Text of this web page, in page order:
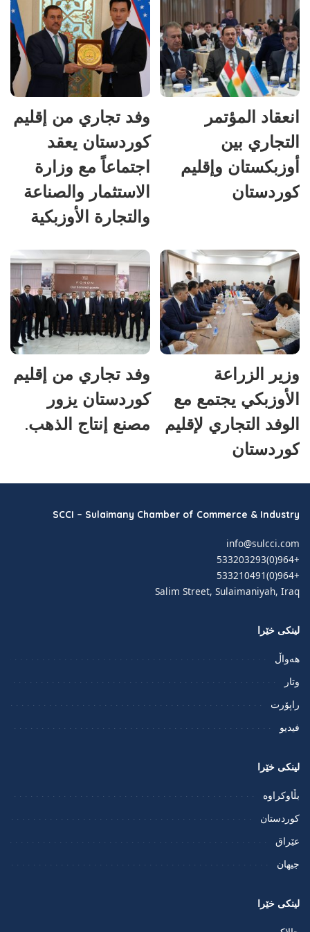
انعقاد المؤتمر
التجاري بين
أوزبكستان وإقليم
كوردستان
وفد تجاري من إقليم
كوردستان يعقد
اجتماعاً مع وزارة
الاستثمار والصناعة
والتجارة الأوزبكية
وزير الزراعة
الأوزبكي يجتمع مع
الوفد التجاري لإقليم
كوردستان
وفد تجاري من إقليم
كوردستان يزور
مصنع إنتاج الذهب.
SCCI – Sulaimany Chamber of Commerce & Industry
info@sulcci.com
+964(0)533203293
+964(0)533210491
Salim Street, Sulaimaniyah, Iraq
لینکی خێرا
هەواڵ
وتار
راپۆرت
فيديو
لینکی خێرا
بڵاوکراوە
کوردستان
عێراق
جیهان
لینکی خێرا